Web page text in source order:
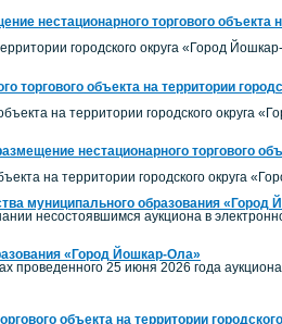
нестационарного торгового объекта
городского округа «Город
объекта на территории
на территории городского округа
нестационарного торгового
на территории городского округа
муниципального образования «Город
несостоявшимся аукциона в
«Город Йошкар-Ола»
проведенного 25 июня 2026 года аукциона
объекта на территории